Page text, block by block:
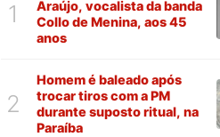
1
Araújo, vocalista da banda
Collo de Menina, aos 45
anos
2
Homem é baleado após
trocar tiros com a PM
durante suposto ritual, na
Paraíba